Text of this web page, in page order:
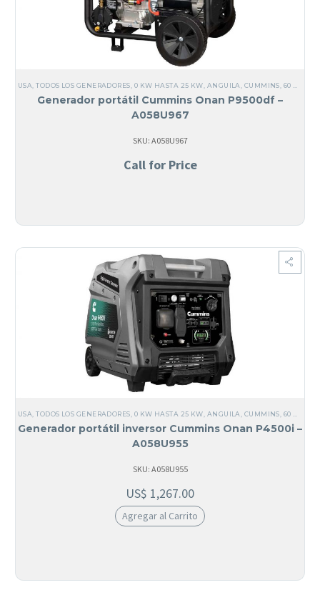
USA ,TODOS LOS GENERADORES 0 KW HASTA 25 KW ANGUILA CUMMINS 60 HZ
Generador portátil Cummins Onan P9500df –
A058U967
SKU: A058U967
Call for Price
USA,TODOS LOS GENERADORES, 0 KW HASTA 25 KW, ANGUILA, CUMMINS, 60 HZ
Generador portátil inversor Cummins Onan P4500i –
A058U955
SKU: A058U955
US$ 1,267.00
Agregar al Carrito